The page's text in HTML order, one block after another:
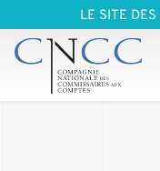
LE SITE DES